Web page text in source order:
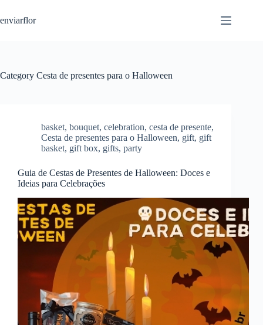
k
c
enviarflor
Category Cesta de presentes para o Halloween
basket, bouquet, celebration, cesta de presente,
Cesta de presentes para o Halloween, gift, gift
basket, gift box, gifts, party
Guia de Cestas de Presentes de Halloween: Doces e
Ideias para Celebrações